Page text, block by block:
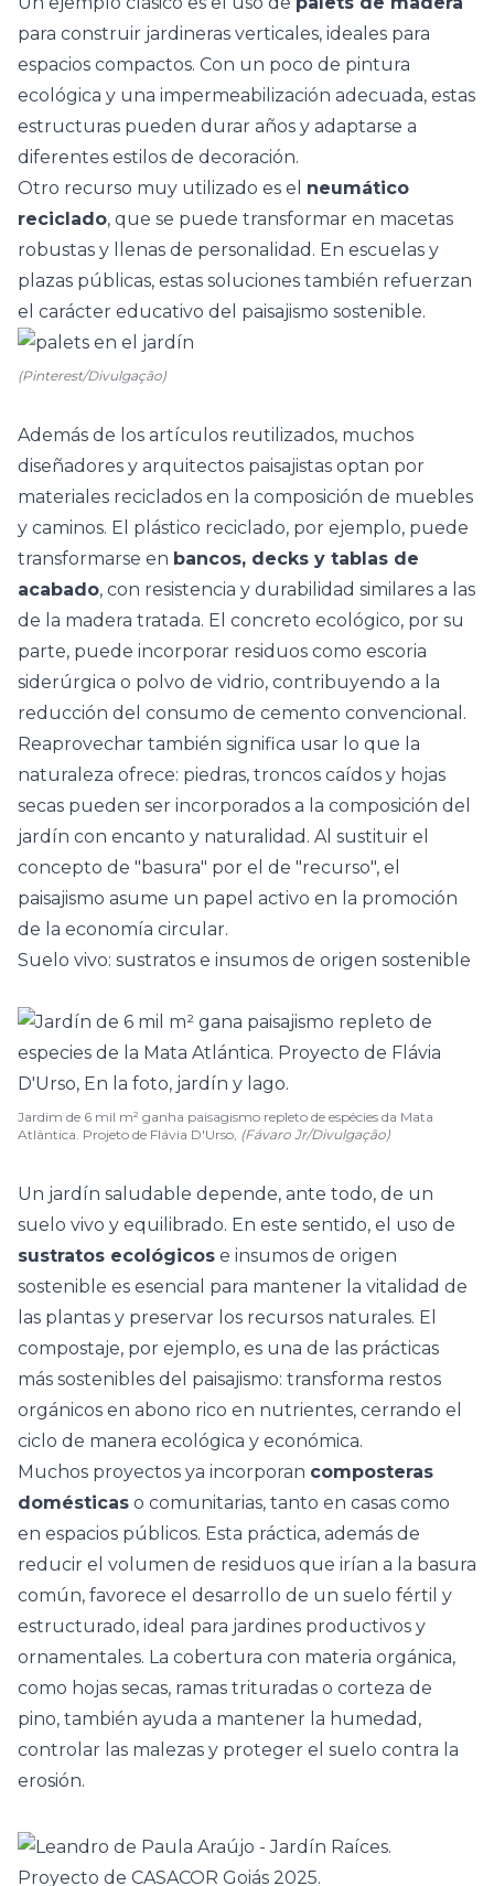
para construir jardineras verticales, ideales para
espacios compactos. Con un poco de pintura
ecológica y una impermeabilización adecuada, estas
estructuras pueden durar años y adaptarse a
diferentes estilos de decoración.
Otro recurso muy utilizado es el neumático
reciclado, que se puede transformar en macetas
robustas y llenas de personalidad. En escuelas y
plazas públicas, estas soluciones también refuerzan
el carácter educativo del paisajismo sostenible.
(Pinterest/Divulgação)
Además de los artículos reutilizados, muchos
diseñadores y arquitectos paisajistas optan por
materiales reciclados en la composición de muebles
y caminos. El plástico reciclado, por ejemplo, puede
transformarse en bancos, decks y tablas de
acabado, con resistencia y durabilidad similares a las
de la madera tratada. El concreto ecológico, por su
parte, puede incorporar residuos como escoria
siderúrgica o polvo de vidrio, contribuyendo a la
reducción del consumo de cemento convencional.
Reaprovechar también significa usar lo que la
naturaleza ofrece: piedras, troncos caídos y hojas
secas pueden ser incorporados a la composición del
jardín con encanto y naturalidad. Al sustituir el
concepto de "basura" por el de "recurso", el
paisajismo asume un papel activo en la promoción
de la economía circular.
Suelo vivo: sustratos e insumos de origen sostenible
Jardim de 6 mil m² ganha paisagismo repleto de espécies da Mata
Atlântica. Projeto de Flávia D'Urso, (Fávaro Jr/Divulgação)
Un jardín saludable depende, ante todo, de un
suelo vivo y equilibrado. En este sentido, el uso de
sustratos ecológicos e insumos de origen
sostenible es esencial para mantener la vitalidad de
las plantas y preservar los recursos naturales. El
compostaje, por ejemplo, es una de las prácticas
más sostenibles del paisajismo: transforma restos
orgánicos en abono rico en nutrientes, cerrando el
ciclo de manera ecológica y económica.
Muchos proyectos ya incorporan composteras
domésticas o comunitarias, tanto en casas como
en espacios públicos. Esta práctica, además de
reducir el volumen de residuos que irían a la basura
común, favorece el desarrollo de un suelo fértil y
estructurado, ideal para jardines productivos y
ornamentales. La cobertura con materia orgánica,
como hojas secas, ramas trituradas o corteza de
pino, también ayuda a mantener la humedad,
controlar las malezas y proteger el suelo contra la
erosión.